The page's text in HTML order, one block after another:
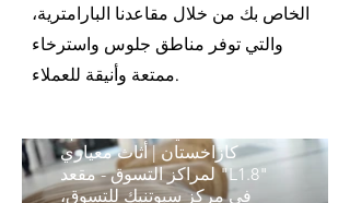
الخاص بك من خلال مقاعدنا البارامترية،
والتي توفر مناطق جلوس واسترخاء
ممتعة وأنيقة للعملاء.
معياري "L1.8" لمركز
الأعمال
أثاث معياري لمراكز التسوق -
كازاخستان | أثاث معياري
لمراكز التسوق - مقعد "L1.8"
في مركز سبوتنيك للتسوق،